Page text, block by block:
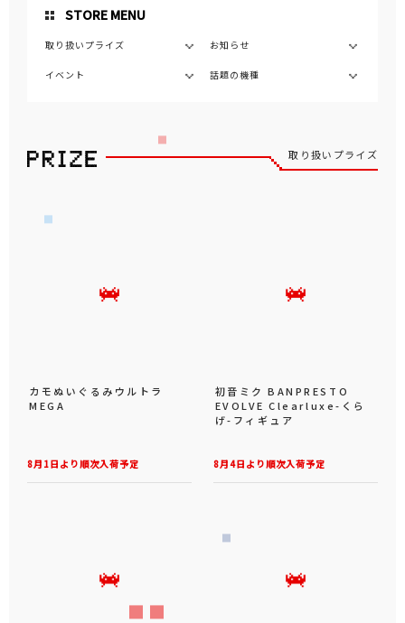
STORE MENU
取り扱いプライズ お知らせ
イベント 話題の機種
取り扱いプライズ
8月1日より順次入荷予定
カモぬいぐるみウルトラ
MEGA
8月4日より順次入荷予定
初音ミク BANPRESTO
EVOLVE Clearluxe-くら
げ-フィギュア